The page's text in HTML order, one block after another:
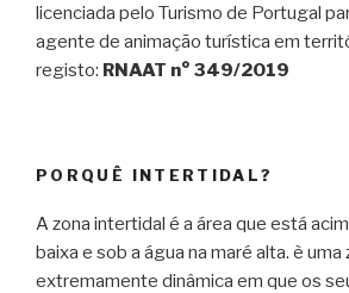
licenciada pelo Turismo de Portugal
agente de animação turística em
registo: RNAAT n° 349/2019
PORQUÊ INTERTIDAL?
A zona intertidal é a área que está
baixa e sob a água na maré alta. è uma
extremamente dinâmica em que os